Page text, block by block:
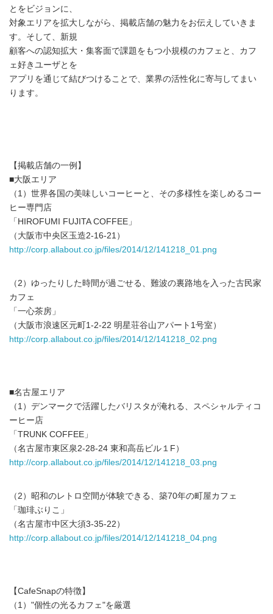
とをビジョンに、
対象エリアを拡大しながら、掲載店舗の魅力をお伝えしていきま
す。そして、新規
顧客への認知拡大・集客面で課題をもつ小規模のカフェと、カフ
ェ好きユーザとを
アプリを通じて結びつけることで、業界の活性化に寄与してまい
ります。
【掲載店舗の一例】
■大阪エリア
（1）世界各国の美味しいコーヒーと、その多様性を楽しめるコー
ヒー専門店
「HIROFUMI FUJITA COFFEE」
（大阪市中央区玉造2-16-21）
http://corp.allabout.co.jp/files/2014/12/141218_01.png
（2）ゆったりした時間が過ごせる、難波の裏路地を入った古民家
カフェ
「一心茶房」
（大阪市浪速区元町1-2-22 明星荘谷山アパート1号室）
http://corp.allabout.co.jp/files/2014/12/141218_02.png
■名古屋エリア
（1）デンマークで活躍したバリスタが淹れる、スペシャルティコ
ーヒー店
「TRUNK COFFEE」
（名古屋市東区泉2-28-24 東和高岳ビル１F）
http://corp.allabout.co.jp/files/2014/12/141218_03.png
（2）昭和のレトロ空間が体験できる、築70年の町屋カフェ
「珈琲ぶりこ」
（名古屋市中区大須3-35-22）
http://corp.allabout.co.jp/files/2014/12/141218_04.png
【CafeSnapの特徴】
（1）"個性の光るカフェ"を厳選